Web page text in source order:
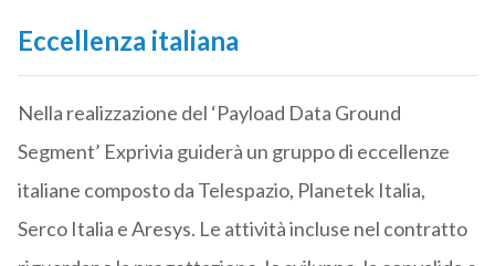
Eccellenza italiana
Nella realizzazione del ‘Payload Data Ground
Segment’ Exprivia guiderà un gruppo di eccellenze
italiane composto da Telespazio, Planetek Italia,
Serco Italia e Aresys. Le attività incluse nel contratto